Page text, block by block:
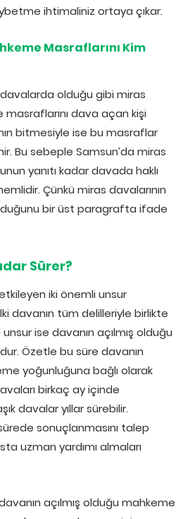
ihtimaliniz ortaya çıkar.
Masraflarını Kim
olduğu gibi miras
dava açan kişi
bitmesiyle ise bu masraflar
Bu sebeple Samsun’da miras
yanıtı kadar davada haklı
Çünkü miras davalarının
bir üst paragrafta ifade
Sürer?
iki önemli unsur
davanın tüm delilleriyle birlikte
unsur ise davanın açılmış olduğu
Özetle bu süre davanın
yoğunluğuna bağlı olarak
birkaç ay içinde
davalar yıllar sürebilir.
sonuçlanmasını talep
uzman yardımı almaları
açılmış olduğu mahkeme